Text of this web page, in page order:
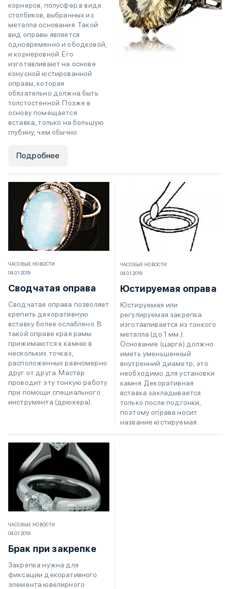
корнеров, полусфер в виде
столбиков, выбранных из
металла основания. Такой
вид оправы является
одновременно и ободковой,
и корнеровной. Его
изготавливают на основе
конусной юстированной
оправы, которая
обязательно должна быть
толстостенной. Позже в
основу помещается
вставка, только на большую
глубину, чем обычно.
Подробнее
ЧАСОВЫЕ НОВОСТИ
04.01.2019
Сводчатая оправа
Сводчатая оправа позволяет
крепить декоративную
вставку более ослаблено. В
такой оправе края рамы
прижимаются к камню в
нескольких точках,
расположенных равномерно
друг от друга. Мастер
проводит эту тонкую работу
при помощи специального
инструмента (дрюкера).
ЧАСОВЫЕ НОВОСТИ
04.01.2019
Юстируемая оправа
Юстируемая или
регулируемая закрепка
изготавливается из тонкого
металла (до 1 мм.).
Основание (царга) должно
иметь уменьшенный
внутренний диаметр, это
необходимо для установки
камня. Декоративная
вставка закладывается
только после подгонки,
поэтому оправа носит
название юстируемая.
ЧАСОВЫЕ НОВОСТИ
04.01.2019
Брак при закрепке
Закрепка нужна для
фиксации декоративного
элемента ювелирного